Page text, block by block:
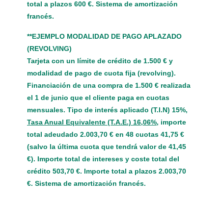
total a plazos 600 €. Sistema de amortización
francés.
**EJEMPLO MODALIDAD DE PAGO APLAZADO
(REVOLVING)
Tarjeta con un límite de crédito de 1.500 € y
modalidad de pago de cuota fija (revolving).
Financiación de una compra de 1.500 € realizada
el 1 de junio que el cliente paga en cuotas
mensuales. Tipo de interés aplicado (T.I.N) 15%,
Tasa Anual Equivalente (T.A.E.) 16,06%, importe
total adeudado 2.003,70 € en 48 cuotas 41,75 €
(salvo la última cuota que tendrá valor de 41,45
€). Importe total de intereses y coste total del
crédito 503,70 €. Importe total a plazos 2.003,70
€. Sistema de amortización francés.